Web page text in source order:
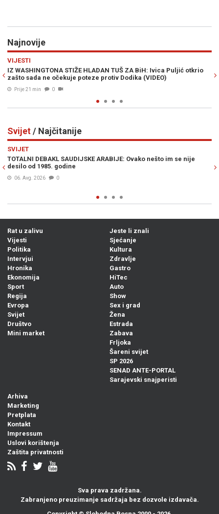
Najnovije
otkrio
REGIJA
UPALIO SE ALARM: Supruga Sergeja Trifunovića uhvaćena u
sakoa u Zari
Prije 46 min
Svijet/ Najčitanije
im se nije
IZRAEL ZABRINUT ZBOG POBJEDE EL-SAYEDA: "Ovo je
Mamdanija!"
06. Avg. 2026
Rat u zalivu
Vijesti
Politika
Intervjui
Hronika
Ekonomija
Sport
Regija
Evropa
Svijet
Društvo
Mini market
Jeste li znali
Sjećanje
Kultura
Zdravlje
Gastro
HiTec
Auto
Show
Sex i grad
Žena
Estrada
Zabava
Frljoka
Šareni svijet
SP 2026
SENAD ANTE-PORTAL
Sarajevski snajperisti
Arhiva
Marketing
Pretplata
Kontakt
Impressum
Uslovi korištenja
Zaštita privatnosti
Sva prava zadržana.
Zabranjeno preuzimanje sadržaja bez dozvole izdavača.